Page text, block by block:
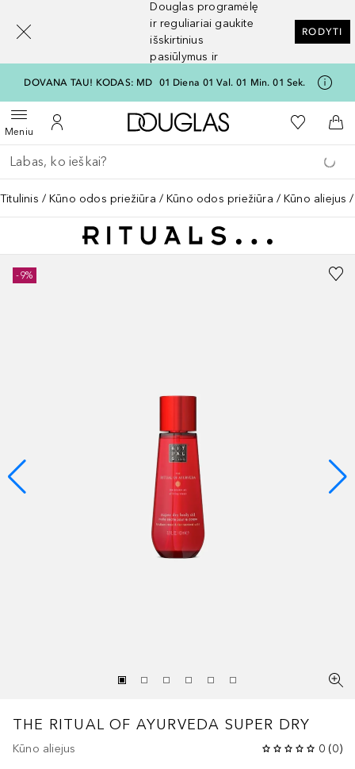
Douglas programėlę
ir reguliariai gaukite
išskirtinius
pasiūlymus ir
RODYTI
DOVANA TAU! KODAS: MD 01 Diena 01 Val. 01 Min. 01 Sek.
MeniuAtidaryti meniuĮ mano paskyrą
Į Douglas pagrindinį
Į mano
Į
Grįžk atgal
Vykdykite paiešką
Titulinis Kūno odos priežiūra Kūno odos priežiūra Kūno aliejus
-9%
THE RITUAL OF AYURVEDA SUPER DRY
Kūno aliejus 0 (0)
[navigation.slideout.screenreader]